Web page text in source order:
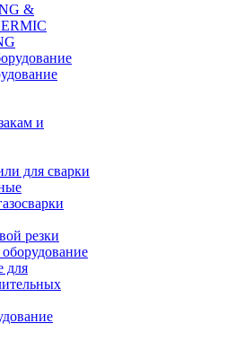
&
и
для сварки
резки
для